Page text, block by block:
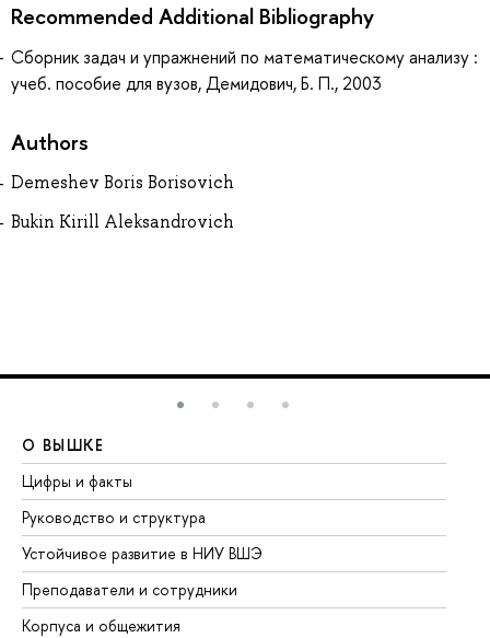
Recommended Additional Bibliography
Сборник задач и упражнений по математическому анализу :
учеб. пособие для вузов, Демидович, Б. П., 2003
Authors
Demeshev Boris Borisovich
Bukin Kirill Aleksandrovich
О ВЫШКЕ
Цифры и факты
Руководство и структура
Устойчивое развитие в НИУ ВШЭ
Преподаватели и сотрудники
Корпуса и общежития